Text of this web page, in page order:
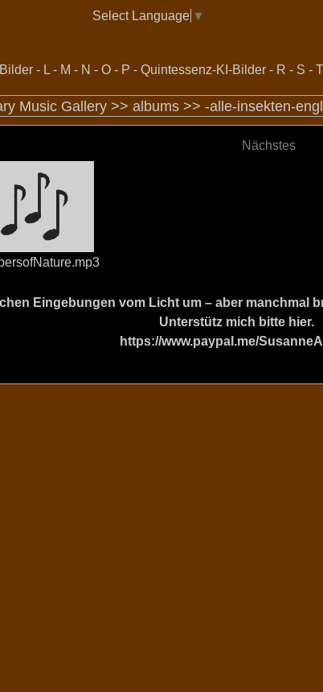
Select Language ▼
- L - M - N - O - P - Quintessenz-KI-Bilder - R - S - T
Music Gallery >> albums >> -alle-insekten-
Nächstes
Eingebungen vom Licht um – aber manchmal
Unterstütz mich bitte hier.
https://www.paypal.me/